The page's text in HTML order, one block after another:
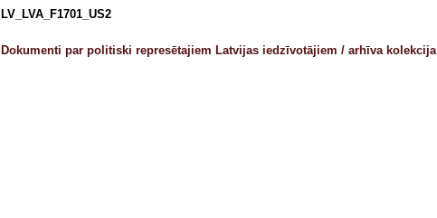
LV_LVA_F1701_US2
Dokumenti par politiski represētajiem Latvijas iedzīvotājiem / arhīva kolekcija